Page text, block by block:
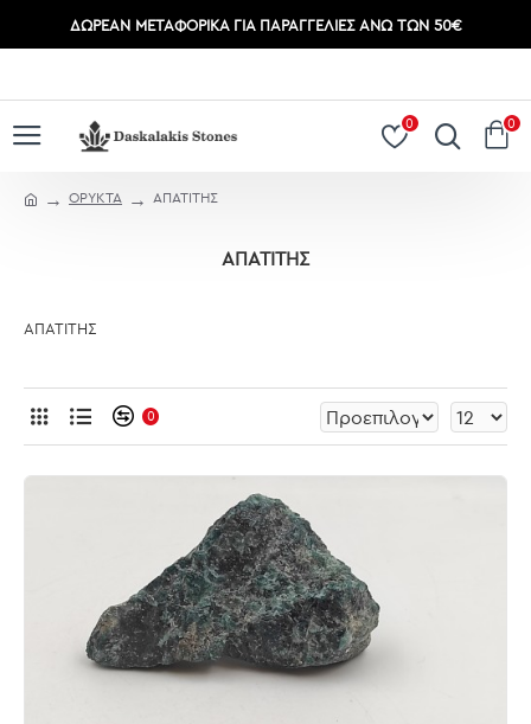
ΔΩΡΕΆΝ ΜΕΤΑΦΟΡΙΚΆ ΓΙΑ ΠΑΡΑΓΓΕΛΊΕΣ ΆΝΩ ΤΩΝ 50€
0 0
ΟΡΥΚΤΑ ΑΠΑΤΙΤΗΣ
ΑΠΑΤΙΤΗΣ
ΑΠΑΤΙΤΗΣ
0